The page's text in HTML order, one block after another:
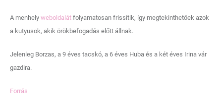
A menhely weboldalát folyamatosan frissítik, így megtekinthetőek azok
a kutyusok, akik örökbefogadás előtt állnak.
Jelenleg Borzas, a 9 éves tacskó, a 6 éves Huba és a két éves Irina vár
gazdira.
Forrás